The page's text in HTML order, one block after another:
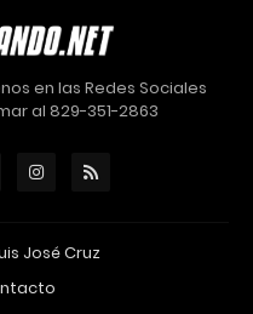
en las Redes Sociales
al 829-351-2863
José Cruz